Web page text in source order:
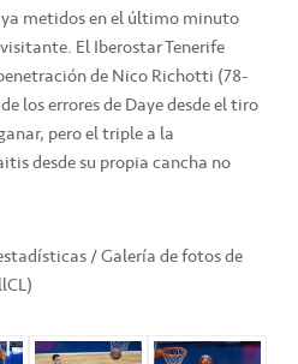
ya metidos en el último minuto
El Iberostar Tenerife
de Nico Richotti (78-
los errores de Daye desde el tiro
pero el triple a la
desde su propia cancha no
/ Galería de fotos de